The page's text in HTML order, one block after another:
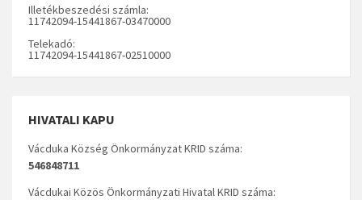
Illetékbeszedési számla:
11742094-15441867-03470000
Telekadó:
11742094-15441867-02510000
HIVATALI KAPU
Vácduka Község Önkormányzat KRID száma:
546848711
Vácdukai Közös Önkormányzati Hivatal KRID száma: